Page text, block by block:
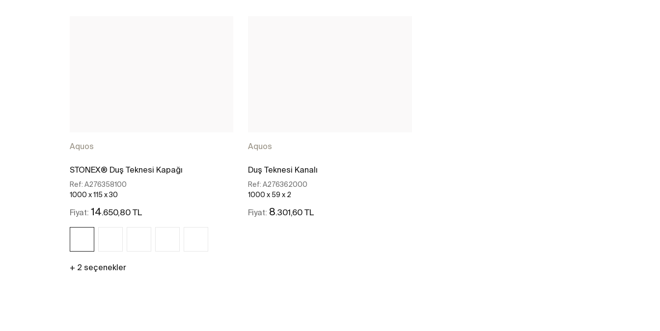
Aquos
STONEX® Duş Teknesi Kapağı
Ref: A276358100
1000 x 115 x 30
Fiyat: 14.650,80 TL
+ 2 seçenekler
Aquos
Duş Teknesi Kanalı
Ref:A276362000
1000 x 59 x 2
Fiyat: 8.301,60 TL